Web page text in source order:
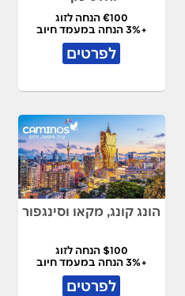
€100 הנחה לזוג
+3% הנחה במעמד חיוב
לפרטים
הונג קונג, מקאו וסינגפור
$100 הנחה לזוג
+3% הנחה במעמד חיוב
לפרטים